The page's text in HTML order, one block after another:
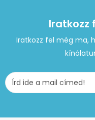
Iratkozz
Iratkozz fel még ma,